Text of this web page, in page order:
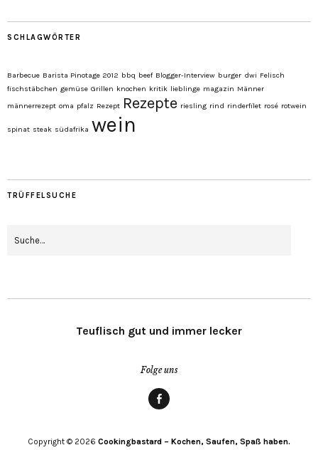
SCHLAGWÖRTER
Barbecue Barista Pinotage 2012 bbq beef Blogger-Interview burger dwi Felisch
fischstäbchen gemüse Grillen knochen kritik lieblinge magazin Männer
männerrezept oma pfalz Rezept Rezepte riesling rind rinderfilet rosé rotwein
spinat steak südafrika wein
TRÜFFELSUCHE
Teuflisch gut und immer lecker
Folge uns
Copyright © 2026 Cookingbastard – Kochen, Saufen, Spaß haben.